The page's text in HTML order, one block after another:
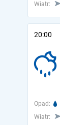
Wiatr:
20:00
Opad:
Wiatr: